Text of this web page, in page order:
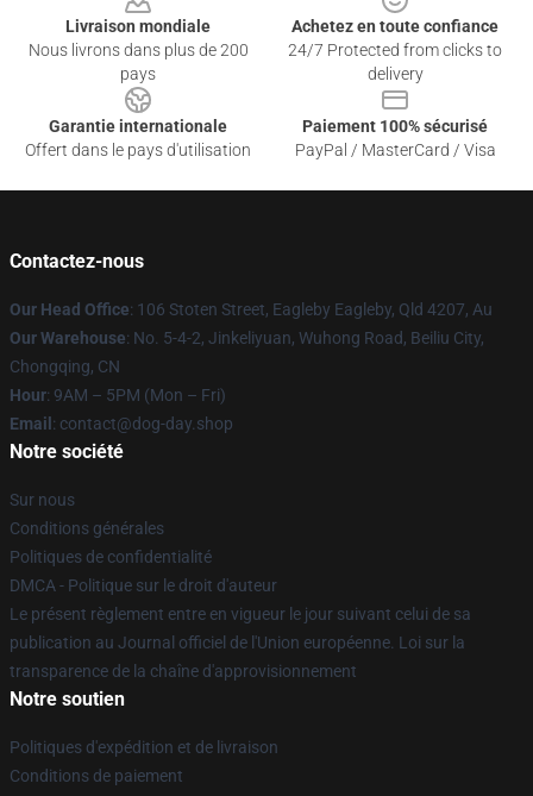
Livraison mondiale
Nous livrons dans plus de 200
pays
Achetez en toute confiance
24/7 Protected from clicks to
delivery
Garantie internationale
Offert dans le pays d'utilisation
Paiement 100% sécurisé
PayPal / MasterCard / Visa
Contactez-nous
Our Head Office: 106 Stoten Street, Eagleby Eagleby, Qld 4207, Au
Our Warehouse: No. 5-4-2, Jinkeliyuan, Wuhong Road, Beiliu City,
Chongqing, CN
Hour: 9AM – 5PM (Mon – Fri)
Email : contact@dog-day.shop
Notre société
Sur nous
Conditions générales
Politiques de confidentialité
DMCA - Politique sur le droit d'auteur
Le présent règlement entre en vigueur le jour suivant celui de sa
publication au Journal officiel de l'Union européenne. Loi sur la
transparence de la chaîne d'approvisionnement
Notre soutien
Politiques d'expédition et de livraison
Conditions de paiement